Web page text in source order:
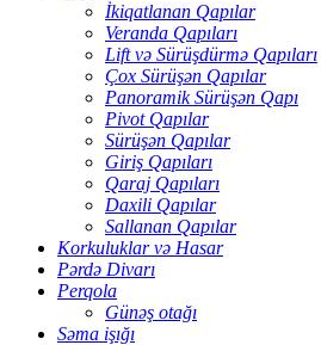
İkiqatlanan Qapılar
Veranda Qapıları
Lift və Sürüşdürmə Qapıları
Çox Sürüşən Qapılar
Panoramik Sürüşən Qapı
Pivot Qapılar
Sürüşən Qapılar
Giriş Qapıları
Qaraj Qapıları
Daxili Qapılar
Sallanan Qapılar
Korkuluklar və Hasar
Pərdə Divarı
Perqola
Günəş otağı
Səma işığı